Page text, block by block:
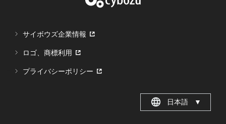
サイボウズ企業情報
ロゴ、商標利用
プライバシーポリシー
日本語 ▼